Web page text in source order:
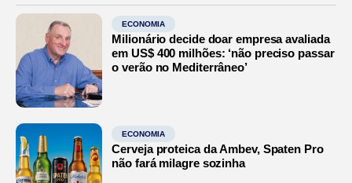
ECONOMIA
Milionário decide doar empresa avaliada
em US$ 400 milhões: ‘não preciso passar
o verão no Mediterrâneo’
ECONOMIA
Cerveja proteica da Ambev, Spaten Pro
não fará milagre sozinha